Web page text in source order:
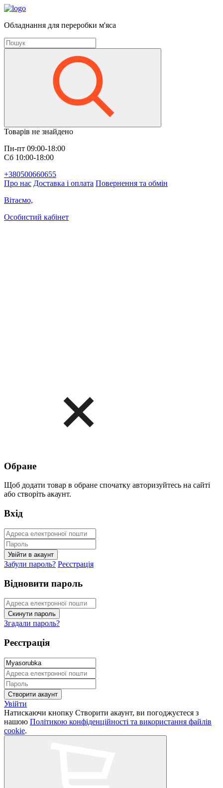
Обладнання для переробки м'яса
Товарів не знайдено
Пн-пт 09:00-18:00
Сб 10:00-18:00
+380500660655
Про нас Доставка і оплата Повернення та обмін
Вітаємо,
Особистий кабінет
Обране
Щоб додати товар в обране спочатку авторизуйтесь на сайті
або створіть акаунт.
Вхід
Забули пароль? Реєстрація
Відновити пароль
Згадали пароль?
Реєстрація
Увійти
Натискаючи кнопку Створити акаунт, ви погоджуєтеся з
нашою Політикою конфіденційності та використання файлів
cookie.